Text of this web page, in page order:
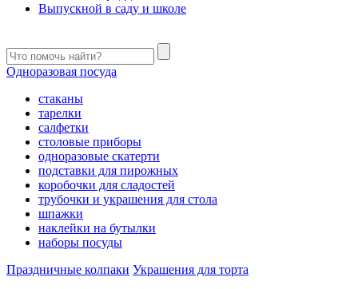
Выпускной в саду и школе
Одноразовая посуда
стаканы
тарелки
салфетки
столовые приборы
одноразовые скатерти
подставки для пирожных
коробочки для сладостей
трубочки и украшения для стола
шпажки
наклейки на бутылки
наборы посуды
Праздничные колпаки Украшения для торта